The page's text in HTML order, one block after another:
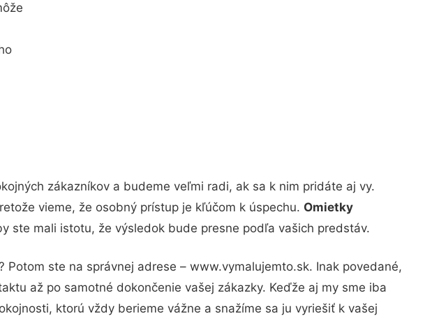
zákazníkov a budeme veľmi radi, ak sa k nim pridáte aj vy.
vieme, že osobný prístup je kľúčom k úspechu. Omietky
ste mali istotu, že výsledok bude presne podľa vašich predstáv.
ste na správnej adrese – www.vymalujemto.sk. Inak povedané,
až po samotné dokončenie vašej zákazky. Keďže aj my sme iba
ktorú vždy berieme vážne a snažíme sa ju vyriešiť k vašej